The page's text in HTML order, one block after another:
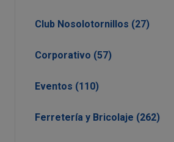
Club Nosolotornillos (27)
Corporativo (57)
Eventos (110)
Ferretería y Bricolaje (262)